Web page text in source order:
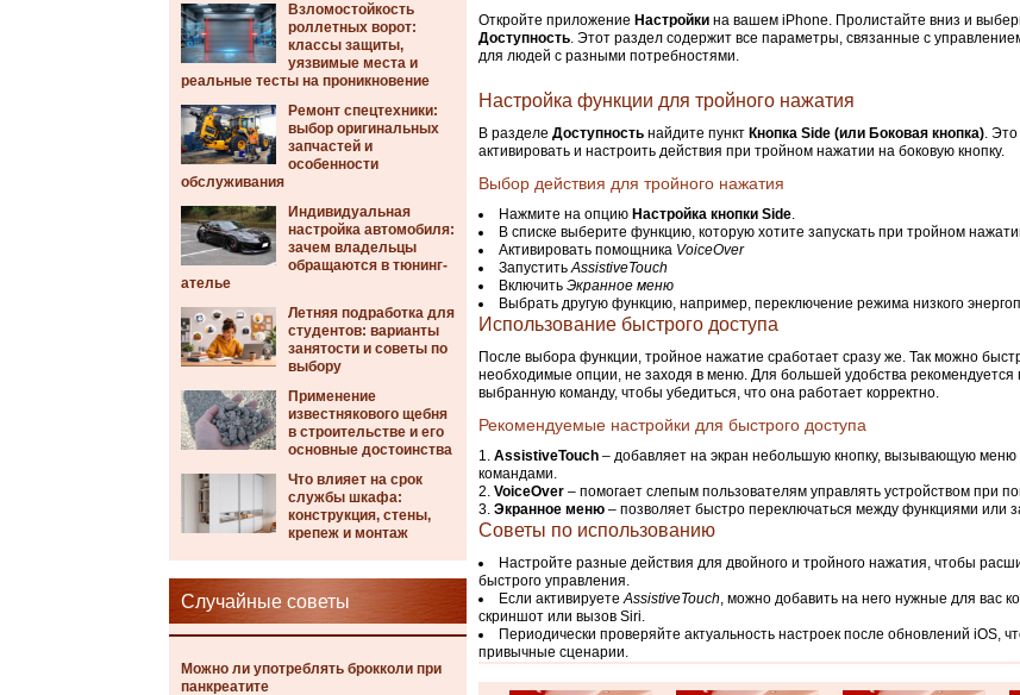
Взломостойкость
роллетных ворот:
классы защиты,
уязвимые места и
реальные тесты на проникновение
Ремонт спецтехники:
выбор оригинальных
запчастей и
особенности
обслуживания
Индивидуальная
настройка автомобиля:
зачем владельцы
обращаются в тюнинг-
ателье
Летняя подработка для
студентов: варианты
занятости и советы по
выбору
Применение
известнякового щебня
в строительстве и его
основные достоинства
Что влияет на срок
службы шкафа:
конструкция, стены,
крепеж и монтаж
Случайные советы
Можно ли употреблять брокколи при
панкреатите
Откройте приложение Настройки на вашем iPhone. Пролистайте вниз и
Доступность. Этот раздел содержит все параметры, связанные с
для людей с разными потребностями.
Настройка функции для тройного нажатия
В разделе Доступность найдите пункт Кнопка Side (или Боковая кнопка).
активировать и настроить действия при тройном нажатии на боковую кнопку.
Выбор действия для тройного нажатия
Нажмите на опцию Настройка кнопки Side.
В списке выберите функцию, которую хотите запускать при тройном
Активировать помощника VoiceOver
ЗапуститьAssistiveTouch
Включить Экранное меню
Выбрать другую функцию, например, переключение режима низкого
Использование быстрого доступа
После выбора функции, тройное нажатие сработает сразу же. Так можно
необходимые опции, не заходя в меню. Для большей удобства рекомендуется
выбранную команду, чтобы убедиться, что она работает корректно.
Рекомендуемые настройки для быстрого доступа
AssistiveTouch – добавляет на экран небольшую кнопку, вызывающую меню
командами.
VoiceOver – помогает слепым пользователям управлять устройством при
Экранное меню – позволяет быстро переключаться между функциями или
Советы по использованию
Настройте разные действия для двойного и тройного нажатия, чтобы
быстрого управления.
Если активируетеAssistiveTouch, можно добавить на него нужные для вас
скриншот или вызов Siri.
Периодически проверяйте актуальность настроек после обновлений iOS,
привычные сценарии.